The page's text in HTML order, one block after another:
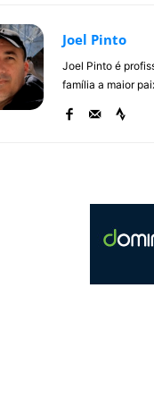
Joel Pinto
Joel Pinto é
família a maior